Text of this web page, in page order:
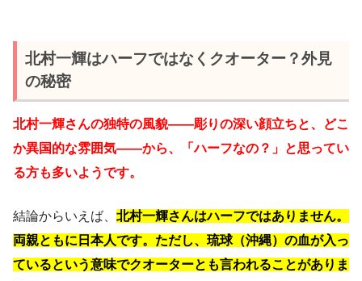
北村一輝はハーフではなくクオーター？外見
の秘密
北村一輝さんの独特の風貌——彫りの深い顔立ちと、どこ
か異国的な雰囲気——から、「ハーフなの？」と思ってい
る方も多いようです。
結論からいえば、 北村一輝さんはハーフではありません。
両親ともに日本人です。ただし、琉球（沖縄）の血が入っ
ているという意味でクオーターとも言われることがありま